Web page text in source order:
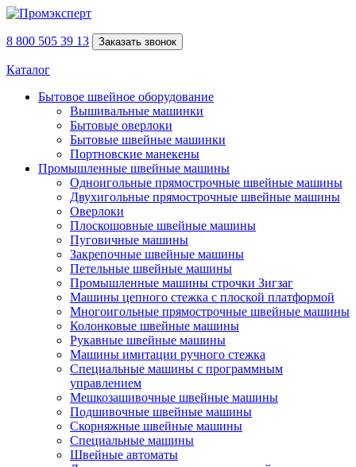
8 800 505 39 13 Заказать звонок
Каталог
Бытовое швейное оборудование
Вышивальные машинки
Бытовые оверлоки
Бытовые швейные машинки
Портновские манекены
Промышленные швейные машины
Одноигольные прямострочные швейные машины
Двухигольные прямострочные швейные машины
Оверлоки
Плоскошовные швейные машины
Пуговичные машины
Закрепочные швейные машины
Петельные швейные машины
Промышленные машины строчки Зигзаг
Машины цепного стежка с плоской платформой
Многоигольные прямострочные швейные машины
Колонковые швейные машины
Рукавные швейные машины
Машины имитации ручного стежка
Специальные машины с программным
управлением
Мешкозашивочные швейные машины
Подшивочные швейные машины
Скорняжные швейные машины
Специальные машины
Швейные автоматы